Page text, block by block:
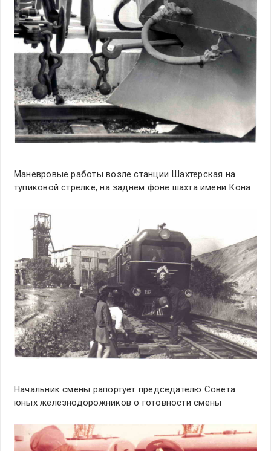
Маневровые работы возле станции Шахтерская на
тупиковой стрелке, на заднем фоне шахта имени Кона
Начальник смены рапортует председателю Совета
юных железнодорожников о готовности смены